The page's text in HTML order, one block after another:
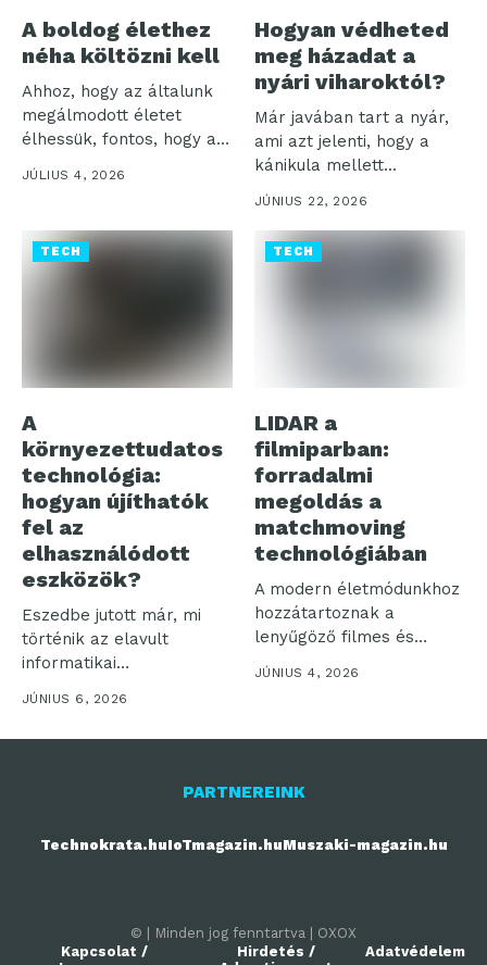
A boldog élethez
néha költözni kell
Ahhoz, hogy az általunk
megálmodott életet
élhessük, fontos, hogy a
mindennapjainkat a...
JÚLIUS 4, 2026
Hogyan védheted
meg házadat a
nyári viharoktól?
Már javában tart a nyár,
ami azt jelenti, hogy a
kánikula mellett...
JÚNIUS 22, 2026
TECH
A
környezettudatos
technológia:
hogyan újíthatók
fel az
elhasználódott
eszközök?
Eszedbe jutott már, mi
történik az elavult
informatikai
eszközeiddel? Az inkluzív
JÚNIUS 6, 2026
TECH
LIDAR a
filmiparban:
forradalmi
megoldás a
matchmoving
technológiában
A modern életmódunkhoz
hozzátartoznak a
lenyűgöző filmes és
televíziós produkciók,
aminek következtében...
JÚNIUS 4, 2026
PARTNEREINK
Technokrata.huIoTmagazin.huMuszaki-magazin.hu
© | Minden jog fenntartva | OXOX
Kapcsolat /
Hirdetés /
Adatvédelem